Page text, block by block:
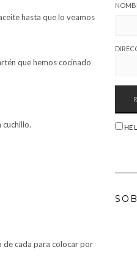
hasta que lo veamos
que hemos cocinado
cuchillo.
de cada para colocar por
HE